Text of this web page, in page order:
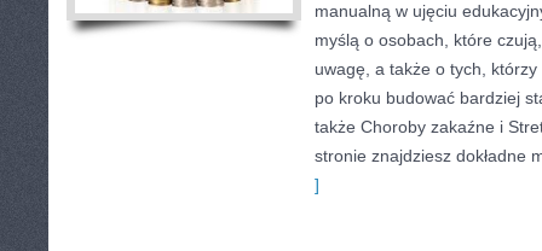
manualną w ujęciu
myślą o osobach, które
uwagę, a także o tych,
po kroku budować bardziej
także Choroby zakaźne i
stronie znajdziesz dokładne
]